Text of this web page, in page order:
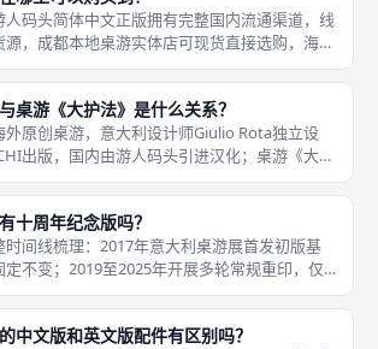
人码头简体中文正版拥有完整国内流通渠道，线
源，成都本地桌游实体店可现货直接选购，海外
狭窄，购买周期长且无中文配套道具，不推荐
各类二手交易平台混杂盗版、民间打印改版，
桌游《大护法》是什么关系？
外原创桌游，意大利设计师Giulio Rota独立设
出版，国内由游人码头引进汉化；桌游《大护
动画电影IP衍生的国产原创桌游，国内本土设
款作品不存在共用规则、共用美
十周年纪念版吗？
时间线梳理：2017年意大利桌游展首发初版基
不变；2019至2025年开展多轮常规重印，仅
微瑕疵，美术、配件数量、游戏规则无任何调
头引进国内简体中文标准版，同步复刻海外
中文版和英文版配件有区别吗？